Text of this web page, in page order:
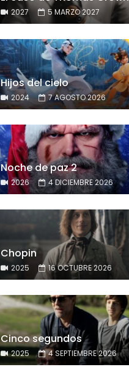
2027 5 MARZO 2027
Hijos del cielo
2024 7 AGOSTO 2026
Noche de paz 2
2026 4 DICIEMBRE 2026
Chopin
2025 16 OCTUBRE 2026
Cinco segundos
2025 4 SEPTIEMBRE 2026